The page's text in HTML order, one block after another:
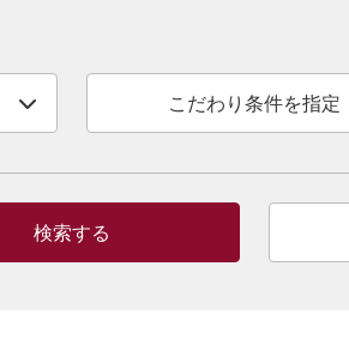
こだわり条件を指定
検索する